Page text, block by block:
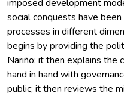
imposed development
social conquests have
processes in different
begins by providing the
Nariño; it then explains the
hand in hand with
public; it then reviews the